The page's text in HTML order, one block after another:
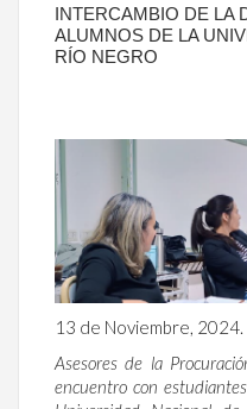
INTERCAMBIO DE LA
ALUMNOS DE LA
RÍO NEGRO
13 de Noviembre, 2024.
Asesores de la
encuentro con